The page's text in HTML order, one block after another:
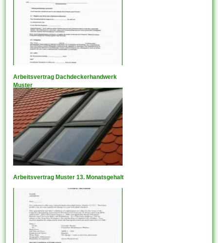
Arbeitsvertrag Dachdeckerhandwerk
Muster
Arbeitsvertrag Muster 13. Monatsgehalt